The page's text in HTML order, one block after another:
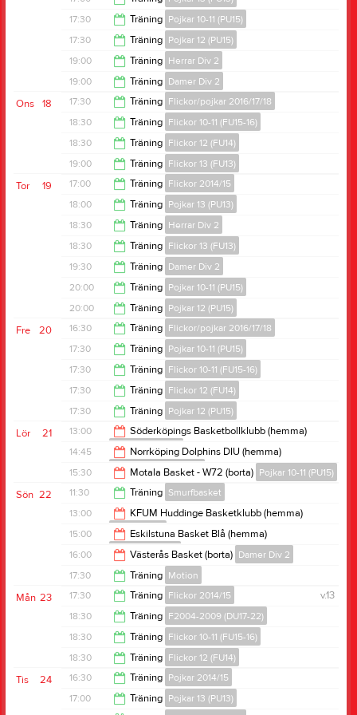
17:30
18:30
17:30 Träning Pojkar 10-11 (PU15)
19:00
17:30 Träning Pojkar 12 (PU15)
19:00
19:00 Träning Herrar Div 2
20:30
19:00 Träning Damer Div 2
20:30
18
Ons 17:30 Träning Flickor/pojkar 2016/17/18
18:30
18:30 Träning Flickor 10-11 (FU15-16)
20:00
18:30 Träning Flickor 12 (FU14)
20:00
19:00 Träning Flickor 13 (FU13)
20:30
19
Tor 17:00 Träning Flickor 2014/15
18:00
18:00 Träning Pojkar 13 (PU13)
19:30
18:30 Träning Herrar Div 2
20:00
18:30 Träning Flickor 13 (FU13)
20:00
19:30 Träning Damer Div 2
21:00
20:00 Träning Pojkar 10-11 (PU15)
21:30
20:00 Träning Pojkar 12 (PU15)
21:30
20
Fre 16:30 Träning Flickor/pojkar 2016/17/18
17:30
17:30 Träning Pojkar 10-11 (PU15)
19:00
17:30 Träning Flickor 10-11 (FU15-16)
19:00
17:30 Träning Flickor 12 (FU14)
19:00
17:30 Träning Pojkar 12 (PU15)
19:00
21
Lör 13:00
Söderköpings Basketbollklubb (hemma)
Flickor 13 (FU13)
15:00
14:45
Norrköping Dolphins DIU (hemma)
Flickor 10-11 (FU15-16)
16:45
15:30 Motala Basket - W72 (borta) Pojkar 10-11 (PU15)
17:30
22
Sön 11:30 Träning Smurfbasket
12:20
13:00
KFUM Huddinge Basketklubb (hemma)
Herrar Div 2
15:00
15:00
Eskilstuna Basket Blå (hemma)
Pojkar 13 (PU13)
17:00
16:00 Västerås Basket (borta) Damer Div 2
18:00
17:30 Träning Motion
19:00
23
Mån v.13
17:30 Träning Flickor 2014/15
18:30
18:30 Träning F2004-2009 (DU17-22)
20:00
18:30 Träning Flickor 10-11 (FU15-16)
20:00
18:30 Träning Flickor 12 (FU14)
20:00
24
Tis 16:30 Träning Pojkar 2014/15
17:00 Träning Pojkar 13 (PU13)